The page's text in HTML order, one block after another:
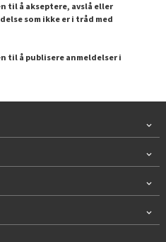
til å akseptere, avslå eller
som ikke er i tråd med
til å publisere anmeldelser i